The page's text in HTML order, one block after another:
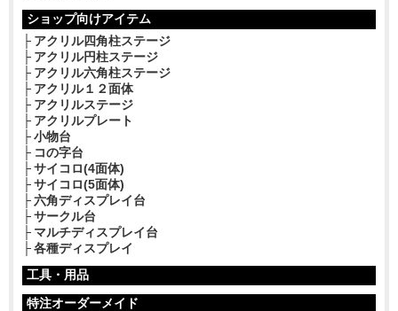
ショップ向けアイテム
アクリル四角柱ステージ
アクリル円柱ステージ
アクリル六角柱ステージ
アクリル１２面体
アクリルステージ
アクリルプレート
小物台
コの字台
サイコロ(4面体)
サイコロ(5面体)
六角ディスプレイ台
サークル台
マルチディスプレイ台
各種ディスプレイ
工具・用品
特注オーダーメイド